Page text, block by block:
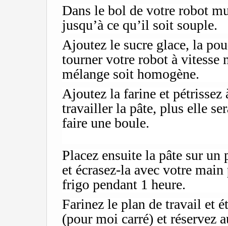
Dans le bol de votre robot
jusqu’à ce qu’il soit souple.
Ajoutez le sucre glace, la
tourner votre robot à vitesse
mélange soit homogène.
Ajoutez la farine et pétrissez
travailler la pâte, plus elle
faire une boule.
Placez ensuite la pâte sur
et écrasez-la avec votre
frigo pendant 1 heure.
Farinez le plan de travail et
(pour moi carré) et réservez